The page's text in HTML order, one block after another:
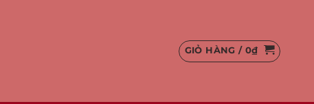
GIỎ HÀNG / 0₫